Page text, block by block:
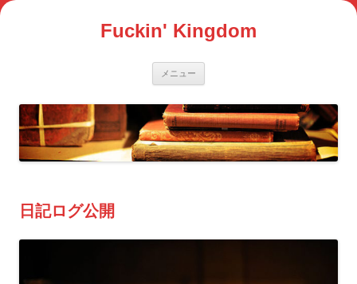
プ
Fuckin' Kingdom
メニュー
日記ログ公開